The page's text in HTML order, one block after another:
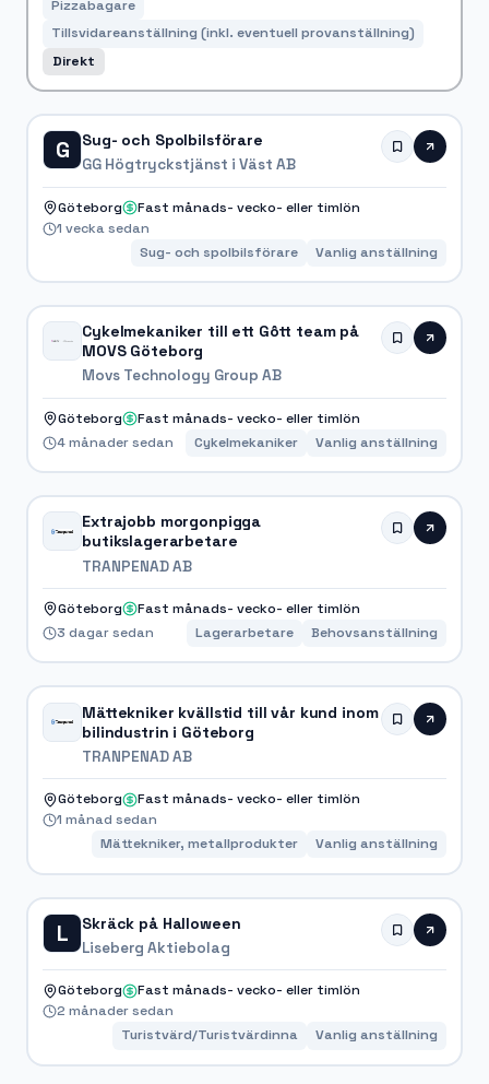
Pizzabagare
Tillsvidareanställning (inkl. eventuell provanställning)
Direkt
G Sug- och Spolbilsförare
GG Högtryckstjänst i Väst AB
Göteborg
Fast månads- vecko- eller timlön
1 vecka sedan
Sug- och spolbilsförare
Vanlig anställning
Cykelmekaniker till ett Gôtt team på
MOVS Göteborg
Movs Technology Group AB
Göteborg
Fast månads- vecko- eller timlön
4 månader sedan
Cykelmekaniker Vanlig anställning
Extrajobb morgonpigga
butikslagerarbetare
TRANPENAD AB
Göteborg
Fast månads- vecko- eller timlön
3 dagar sedan
Lagerarbetare Behovsanställning
Mättekniker kvällstid till vår kund inom
bilindustrin i Göteborg
TRANPENAD AB
Göteborg
Fast månads- vecko- eller timlön
1 månad sedan
Mättekniker, metallprodukter
Vanlig anställning
L Skräck på Halloween
Liseberg Aktiebolag
Göteborg
Fast månads- vecko- eller timlön
2 månader sedan
Turistvärd/Turistvärdinna
Vanlig anställning